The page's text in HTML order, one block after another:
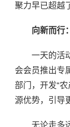
聚力早已超越
向新而行
一天的活
会会员推出专
部门，开发“
源优势，引导